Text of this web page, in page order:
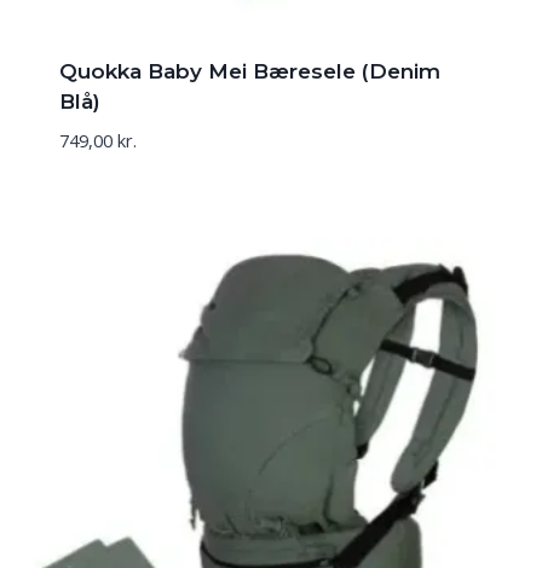
Quokka Baby Mei Bæresele (Denim
Blå)
749,00 kr.